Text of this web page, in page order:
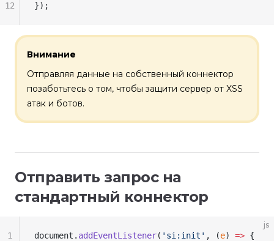
});
12
Внимание
Отправляя данные на собственный коннектор
позаботьтесь о том, чтобы защити сервер от XSS
атак и ботов.
Отправить запрос на
стандартный коннектор
js
document . addEventListener( 'si:init' , (e) => {
1